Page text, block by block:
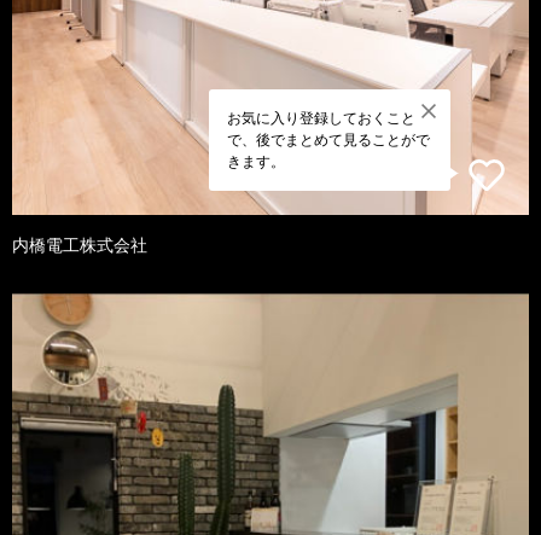
お気に入り登録しておくこと
で、後でまとめて見ることがで
きます。
内橋電工株式会社